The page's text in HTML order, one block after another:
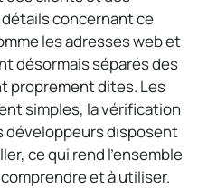
détails concernant ce
les adresses web et
désormais séparés des
proprement dites. Les
simples, la vérification
développeurs disposent
ce qui rend l'ensemble
et à utiliser.